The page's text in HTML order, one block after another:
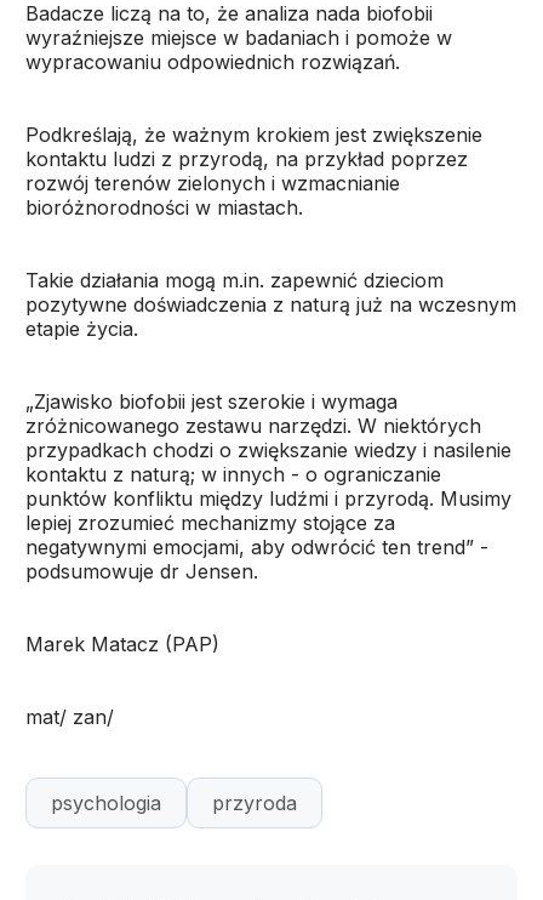
Badacze liczą na to, że analiza nada biofobii
wyraźniejsze miejsce w badaniach i pomoże w
wypracowaniu odpowiednich rozwiązań.
Podkreślają, że ważnym krokiem jest zwiększenie
kontaktu ludzi z przyrodą, na przykład poprzez
rozwój terenów zielonych i wzmacnianie
bioróżnorodności w miastach.
Takie działania mogą m.in. zapewnić dzieciom
pozytywne doświadczenia z naturą już na wczesnym
etapie życia.
„Zjawisko biofobii jest szerokie i wymaga
zróżnicowanego zestawu narzędzi. W niektórych
przypadkach chodzi o zwiększanie wiedzy i nasilenie
kontaktu z naturą; w innych - o ograniczanie
punktów konfliktu między ludźmi i przyrodą. Musimy
lepiej zrozumieć mechanizmy stojące za
negatywnymi emocjami, aby odwrócić ten trend” -
podsumowuje dr Jensen.
Marek Matacz (PAP)
mat/ zan/
psychologia przyroda